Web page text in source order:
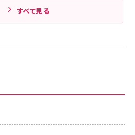
すべて見る